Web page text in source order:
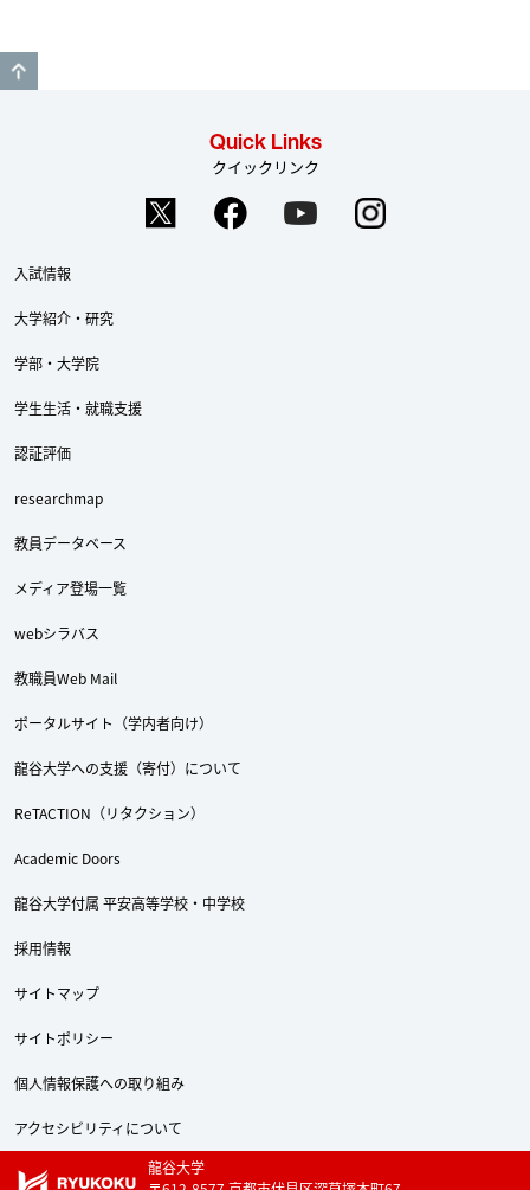
Quick Links
クイックリンク
入試情報
大学紹介・研究
学部・大学院
学生生活・就職支援
認証評価
researchmap
教員データベース
メディア登場一覧
webシラバス
教職員Web Mail
ポータルサイト（学内者向け）
龍谷大学への支援（寄付）について
ReTACTION（リタクション）
Academic Doors
龍谷大学付属 平安高等学校・中学校
採用情報
サイトマップ
サイトポリシー
個人情報保護への取り組み
アクセシビリティについて
龍谷大学